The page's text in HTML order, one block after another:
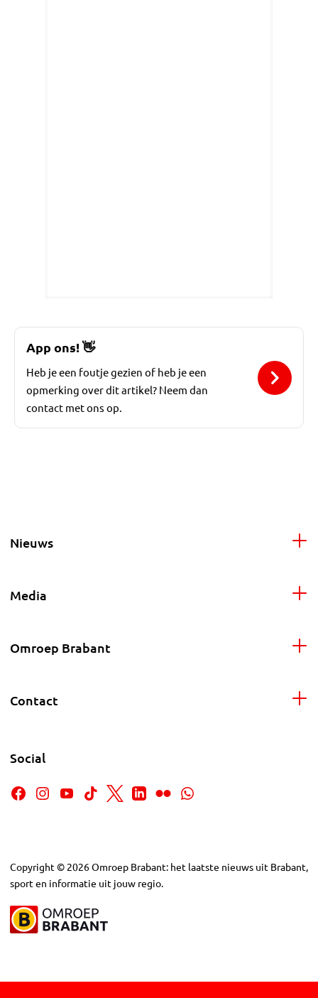
App ons!👋
Heb je een foutje gezien of heb je een
opmerking over dit artikel? Neem dan
contact met ons op.
Nieuws
Media
Omroep Brabant
Contact
Social
Copyright © 2026Omroep Brabant: het laatste nieuws uit Brabant,
sport en informatie uit jouw regio.